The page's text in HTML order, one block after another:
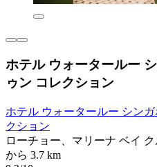
ホテル ウォータールー
ゥン コレクション
ホテル ウォータールー シン
クション
ローチョー、マリーナ ベイ
から 3.7 km